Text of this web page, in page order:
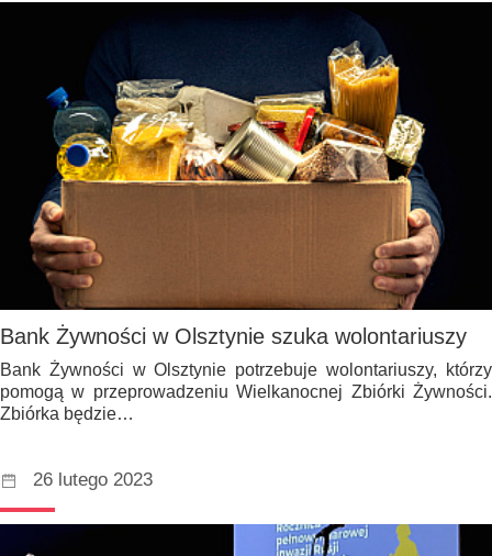
Bank Żywności w Olsztynie szuka wolontariuszy
Bank Żywności w Olsztynie potrzebuje wolontariuszy, którzy
pomogą w przeprowadzeniu Wielkanocnej Zbiórki Żywności.
Zbiórka będzie…
26 lutego 2023